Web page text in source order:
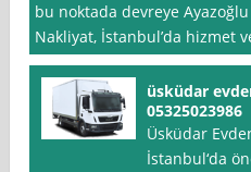
bu noktada devreye
Nakliyat, İstanbul’da hizmet
üsküdar
05325023986
Üsküdar
İstanbul‘da